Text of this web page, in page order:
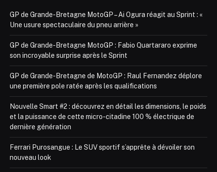
GP de Grande-Bretagne MotoGP – Ai Ogura réagit au Sprint : «
Une usure spectaculaire du pneu arrière »
GP de Grande-Bretagne MotoGP : Fabio Quartararo exprime
son incroyable surprise après le Sprint
GP de Grande-Bretagne de MotoGP : Raul Fernandez déplore
une première pole ratée après les qualifications
Nouvelle Smart #2 : découvrez en détail les dimensions, le poids
et la puissance de cette micro-citadine 100 % électrique de
dernière génération
Ferrari Purosangue : Le SUV sportif s’apprête à dévoiler son
nouveau look